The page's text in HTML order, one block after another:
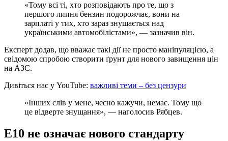
«Тому всі ті, хто розповідають про те, що з
першого липня бензин подорожчає, вони на
зарплаті у тих, хто зараз знущається над
українськими автомобілістами», — зазначив він.
Експерт додав, що вважає такі дії не просто маніпуляцією, а
свідомою спробою створити ґрунт для нового завищення цін
на АЗС.
Дивіться нас у YouTube: важливі теми – без цензури
«Інших слів у мене, чесно кажучи, немає. Тому що
це відверте знущання», — наголосив Рябцев.
Е10 не означає нового стандарту